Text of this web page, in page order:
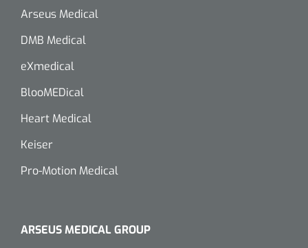
Arseus Medical
DMB Medical
eXmedical
BlooMEDical
Heart Medical
Keiser
Pro-Motion Medical
ARSEUS MEDICAL GROUP